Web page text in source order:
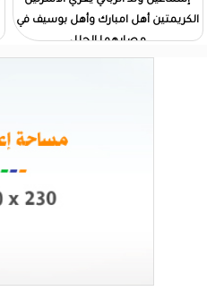
الكريمتين أهل امبارك وأهل بوسيف في
مصابهما الجلل